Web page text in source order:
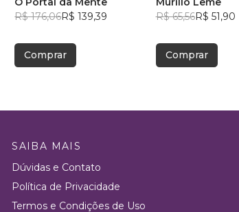
R$ 176,06R$ 139,39
Comprar
R$ 65,56R$ 51,90
Comprar
SAIBA MAIS
Dúvidas e Contato
Política de Privacidade
Termos e Condições de Uso